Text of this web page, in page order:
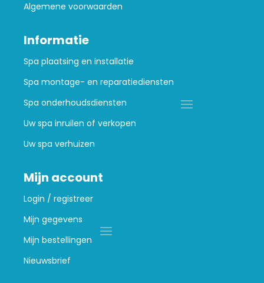
Algemene voorwaarden
Informatie
Spa plaatsing en installatie
Spa montage- en reparatiediensten
Spa onderhoudsdiensten
Uw spa inruilen of verkopen
Uw spa verhuizen
Mijn account
Login / registreer
Mijn gegevens
Mijn bestellingen
Nieuwsbrief